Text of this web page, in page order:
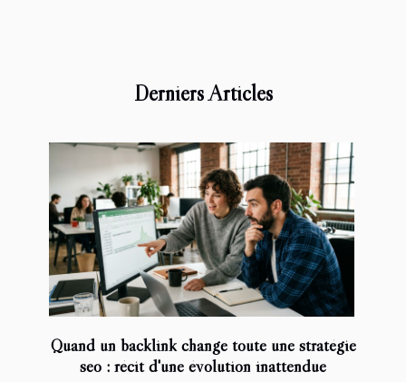
Derniers Articles
Quand un backlink change toute une stratégie
seo : récit d'une évolution inattendue